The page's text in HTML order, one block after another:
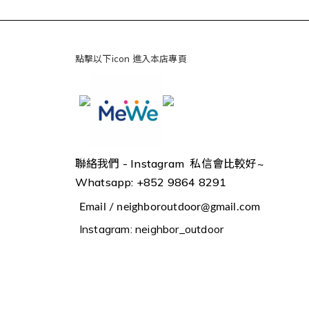
點擊以下icon 進入本店專頁
聯絡我們 - Instagram 私信會比較好~
Whatsapp: +852 9864 8291
Email / neighboroutdoor@gmail.com
Instagram: neighbor_outdoor